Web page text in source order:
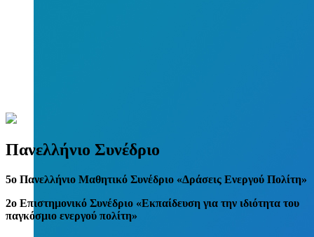
Πανελλήνιο Συνέδριο
5o Πανελλήνιο Μαθητικό Συνέδριο «Δράσεις Ενεργού Πολίτη»
2ο Επιστημονικό Συνέδριο «Εκπαίδευση για την ιδιότητα του
παγκόσμιο ενεργού πολίτη»